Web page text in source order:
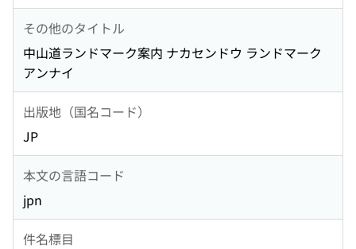
その他のタイトル
中山道ランドマーク案内 ナカセンドウ ランドマーク
アンナイ
出版地（国名コード）
JP
本文の言語コード
jpn
件名標目